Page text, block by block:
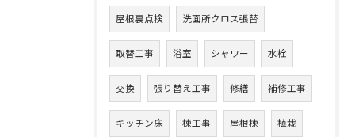
屋根裏点検 洗面所クロス張替
取替工事 浴室 シャワー 水栓
交換 張り替え工事 修繕 補修工事
キッチン床 棟工事 屋根棟 植栽